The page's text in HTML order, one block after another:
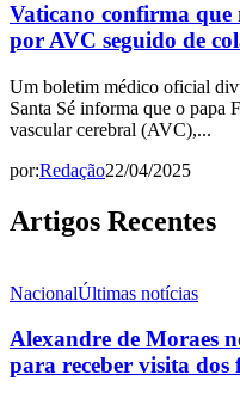
Vaticano confirma que
por AVC seguido de
Um boletim médico oficial
Santa Sé informa que o papa
vascular cerebral (AVC),...
por:Redação22/04/2025
Artigos Recentes
NacionalÚltimas notícias
Alexandre de Moraes
para receber visita dos